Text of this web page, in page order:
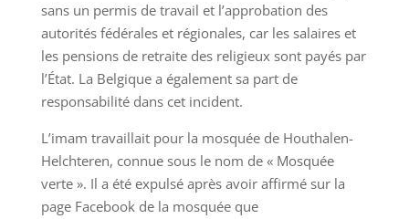
sans un permis de travail et l’approbation des
autorités fédérales et régionales, car les salaires et
les pensions de retraite des religieux sont payés par
l’État. La Belgique a également sa part de
responsabilité dans cet incident.
L’imam travaillait pour la mosquée de Houthalen-
Helchteren, connue sous le nom de « Mosquée
verte ». Il a été expulsé après avoir affirmé sur la
page Facebook de la mosquée que